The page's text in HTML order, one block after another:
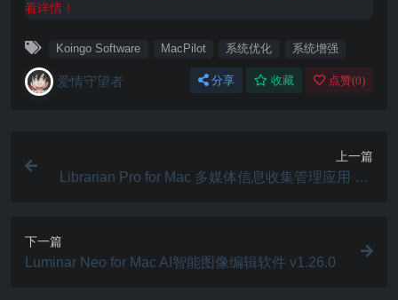
看详情！
Koingo Software MacPilot 系统优化 系统增强
爱情守望者 分享 收藏 点赞(0)
上一篇
Librarian Pro for Mac 多媒体信息收集管理应用 v8.
下一篇
Luminar Neo for Mac AI智能图像编辑软件 v1.26.0